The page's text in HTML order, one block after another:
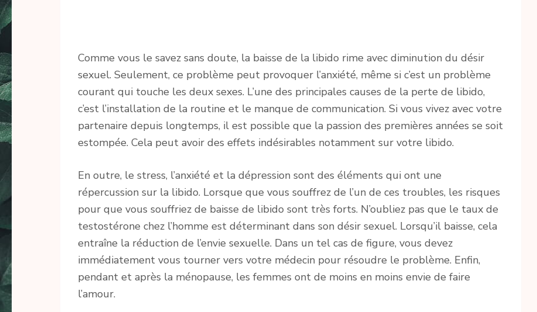
Comme vous le savez sans doute, la baisse de la libido rime avec diminution du désir
sexuel. Seulement, ce problème peut provoquer l’anxiété, même si c’est un problème
courant qui touche les deux sexes. L’une des principales causes de la perte de libido,
c’est l’installation de la routine et le manque de communication. Si vous vivez avec votre
partenaire depuis longtemps, il est possible que la passion des premières années se soit
estompée. Cela peut avoir des effets indésirables notamment sur votre libido.
En outre, le stress, l’anxiété et la dépression sont des éléments qui ont une
répercussion sur la libido. Lorsque que vous souffrez de l’un de ces troubles, les risques
pour que vous souffriez de baisse de libido sont très forts. N’oubliez pas que le taux de
testostérone chez l’homme est déterminant dans son désir sexuel. Lorsqu’il baisse, cela
entraîne la réduction de l’envie sexuelle. Dans un tel cas de figure, vous devez
immédiatement vous tourner vers votre médecin pour résoudre le problème. Enfin,
pendant et après la ménopause, les femmes ont de moins en moins envie de faire
l’amour.